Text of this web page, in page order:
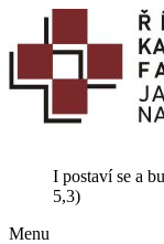
I postaví se a
5,3)
Menu